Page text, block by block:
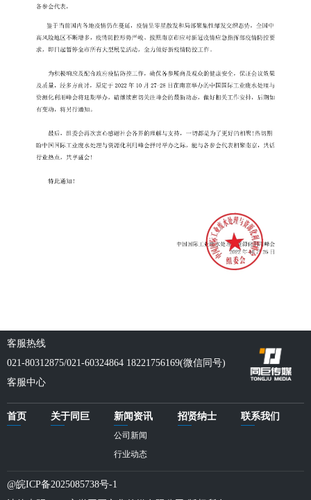
客服热线
021-80312875/021-60324864 18221756169(微信同号)
客服中心
首页 关于同巨 新闻资讯
公司新闻
行业动态
招贤纳士 联系我们
@皖ICP备2025085738号-1